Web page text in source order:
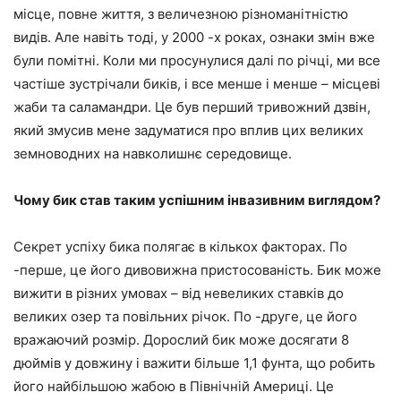
місце, повне життя, з величезною різноманітністю
видів. Але навіть тоді, у 2000 -х роках, ознаки змін вже
були помітні. Коли ми просунулися далі по річці, ми все
частіше зустрічали биків, і все менше і менше – місцеві
жаби та саламандри. Це був перший тривожний дзвін,
який змусив мене задуматися про вплив цих великих
земноводних на навколишнє середовище.
Чому бик став таким успішним інвазивним виглядом?
Секрет успіху бика полягає в кількох факторах. По
-перше, це його дивовижна пристосованість. Бик може
вижити в різних умовах – від невеликих ставків до
великих озер та повільних річок. По -друге, це його
вражаючий розмір. Дорослий бик може досягати 8
дюймів у довжину і важити більше 1,1 фунта, що робить
його найбільшою жабою в Північній Америці. Це